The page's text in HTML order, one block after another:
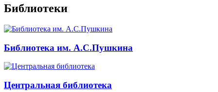
Библиотеки
Библиотека им. А.С.Пушкина
Центральная библиотека